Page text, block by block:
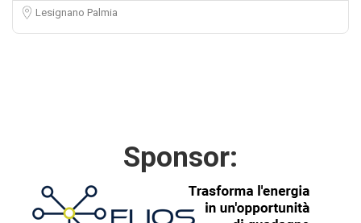
Lesignano Palmia
Sponsor: